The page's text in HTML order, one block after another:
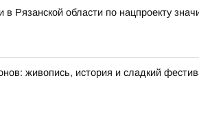
в Рязанской области по нацпроекту
живопись, история и сладкий